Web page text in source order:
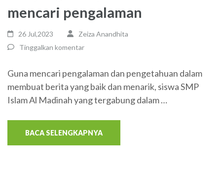
mencari pengalaman
26 Jul,2023
Zeiza Anandhita
Tinggalkan komentar
Guna mencari pengalaman dan pengetahuan dalam
membuat berita yang baik dan menarik, siswa SMP
Islam Al Madinah yang tergabung dalam …
BACA SELENGKAPNYA